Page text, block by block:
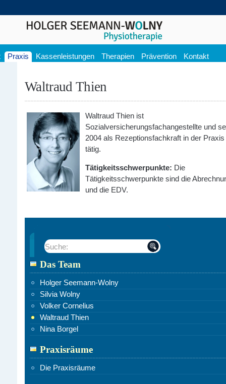
Praxis Kassenleistungen Therapien Prävention Kontakt
Waltraud Thien
Waltraud Thien ist
Sozialversicherungsfachangestellte und
2004 als Rezeptionsfachkraft in der Praxis
tätig.
Tätigkeitsschwerpunkte: Die
Tätigkeitsschwerpunkte sind die
und die EDV.
Suche:
Das Team
Holger Seemann-Wolny
Silvia Wolny
Volker Cornelius
Waltraud Thien
Nina Borgel
Praxisräume
Die Praxisräume